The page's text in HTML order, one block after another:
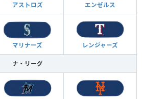
アストロズ エンゼルス
マリナーズ レンジャーズ
ナ・リーグ